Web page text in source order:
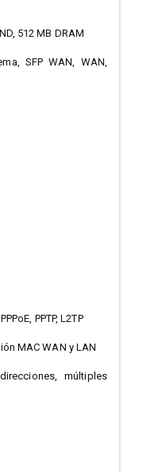
512 MB DRAM
SFP WAN, WAN,
PPTP, L2TP
MAC WAN y LAN
múltiples